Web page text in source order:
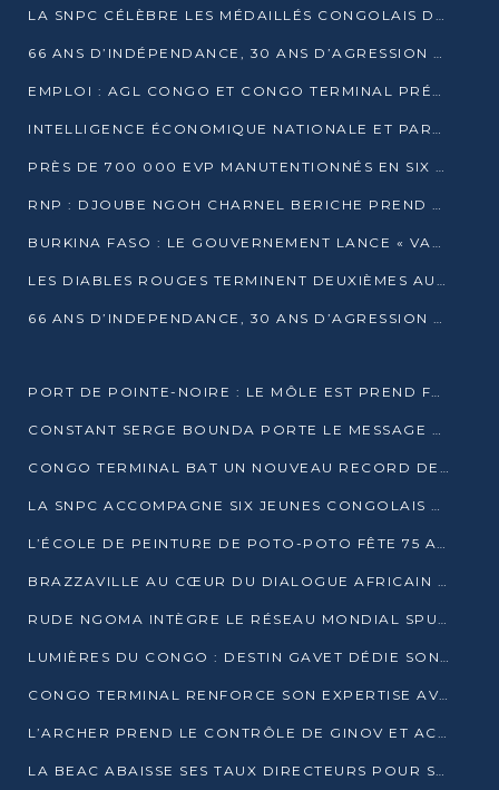
LA SNPC CÉLÈBRE LES MÉDAILLÉS CONGOLAIS DES OLYMPIADES PANAFRICAINES DE MATHÉMATIQUES 2026
66 ANS D’INDÉPENDANCE, 30 ANS D’AGRESSION RWANDAISE : 4 PRÉSIDENCES, UN ÉCHEC COLLECTIF
EMPLOI : AGL CONGO ET CONGO TERMINAL PRÉSÉLECTIONNENT PLUS DE 70 JEUNES À POINTE-NOIRE
INTELLIGENCE ÉCONOMIQUE NATIONALE ET PARTENARIATS INTERNATIONAUX : VERS UNE DOCTRINE SOUVERAINE DE SÉCURITÉ ÉCONOMIQUE
PRÈS DE 700 000 EVP MANUTENTIONNÉS EN SIX MOIS PAR CONGO TERMINAL
RNP : DJOUBE NGOH CHARNEL BERICHE PREND LES RÊNES DU PARTI
BURKINA FASO : LE GOUVERNEMENT LANCE « VACANCES UTILES 2026 » POUR FORMER LES ÉLÈVES À 15 MÉTIERS
LES DIABLES ROUGES TERMINENT DEUXIÈMES AU CHAMPIONNAT D’AFRIQUE ZONE 3
66 ANS D’INDEPENDANCE, 30 ANS D’AGRESSION RWAN DAISE : 4 PRESIDENCES, UN ECHEC COLLECTIF
PORT DE POINTE-NOIRE : LE MÔLE EST PREND FORME ET VISE LES GÉANTS DES MERS
CONSTANT SERGE BOUNDA PORTE LE MESSAGE DE COMPASSION DE DENIS SASSOU NGUESSO EN IRAN
CONGO TERMINAL BAT UN NOUVEAU RECORD DE PRODUCTIVITÉ AU PORT DE POINTE-NOIRE
LA SNPC ACCOMPAGNE SIX JEUNES CONGOLAIS AUX OLYMPIADES PANAFRICAINES DE MATHÉMATIQUES
L’ÉCOLE DE PEINTURE DE POTO-POTO FÊTE 75 ANS AU SERVICE DE L’ART CONGOLAIS
BRAZZAVILLE AU CŒUR DU DIALOGUE AFRICAIN SUR LES OBJECTIFS DE DÉVELOPPEMENT DURABLE
RUDE NGOMA INTÈGRE LE RÉSEAU MONDIAL SPUTNIK PRO APRÈS UNE FORMATION À MOSCOU
LUMIÈRES DU CONGO : DESTIN GAVET DÉDIE SON PRIX À L’UNITÉ NATIONALE ET À LA JEUNESSE
CONGO TERMINAL RENFORCE SON EXPERTISE AVEC NEUF NOUVEAUX FORMATEURS EN ENGINS PORTUAIRES
L’ARCHER PREND LE CONTRÔLE DE GINOV ET ACCÉLÈRE SON VIRAGE NUMÉRIQUE
LA BEAC ABAISSE SES TAUX DIRECTEURS POUR SOUTENIR LA CROISSANCE EN ZONE CEMAC